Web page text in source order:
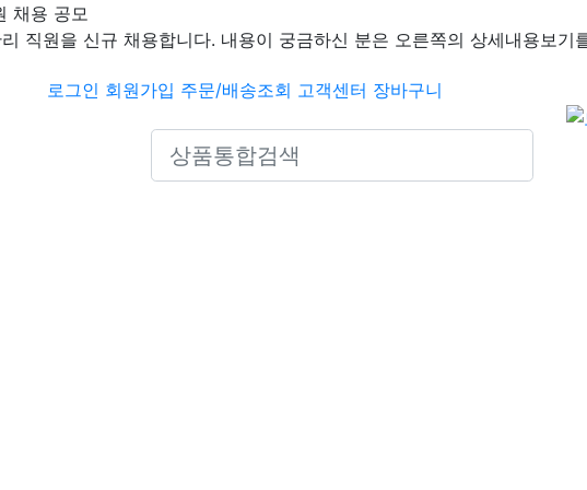
채용 공모
직원을 신규 채용합니다. 내용이 궁금하신 분은 오른쪽의 상세내용보기
로그인 회원가입 주문/배송조회 고객센터 장바구니
Search icons